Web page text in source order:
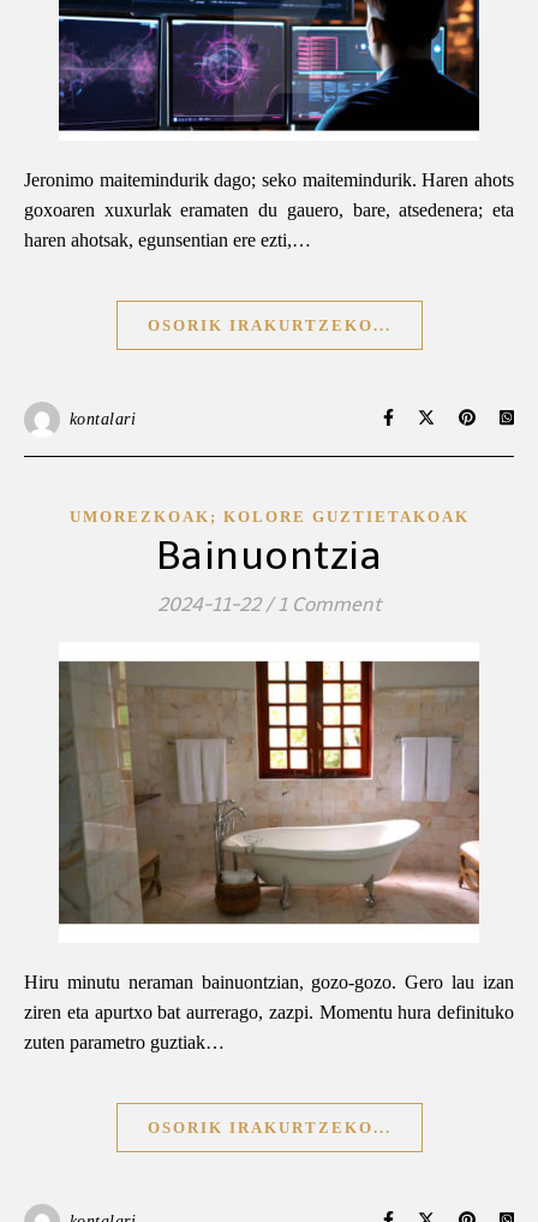
Jeronimo maitemindurik dago; seko maitemindurik. Haren ahots
goxoaren xuxurlak eramaten du gauero, bare, atsedenera; eta
haren ahotsak, egunsentian ere ezti,…
OSORIK IRAKURTZEKO...
kontalari
UMOREZKOAK; KOLORE GUZTIETAKOAK
Bainuontzia
2024-11-22 / 1 Comment
Hiru minutu neraman bainuontzian, gozo-gozo. Gero lau izan
ziren eta apurtxo bat aurrerago, zazpi. Momentu hura definituko
zuten parametro guztiak…
OSORIK IRAKURTZEKO...